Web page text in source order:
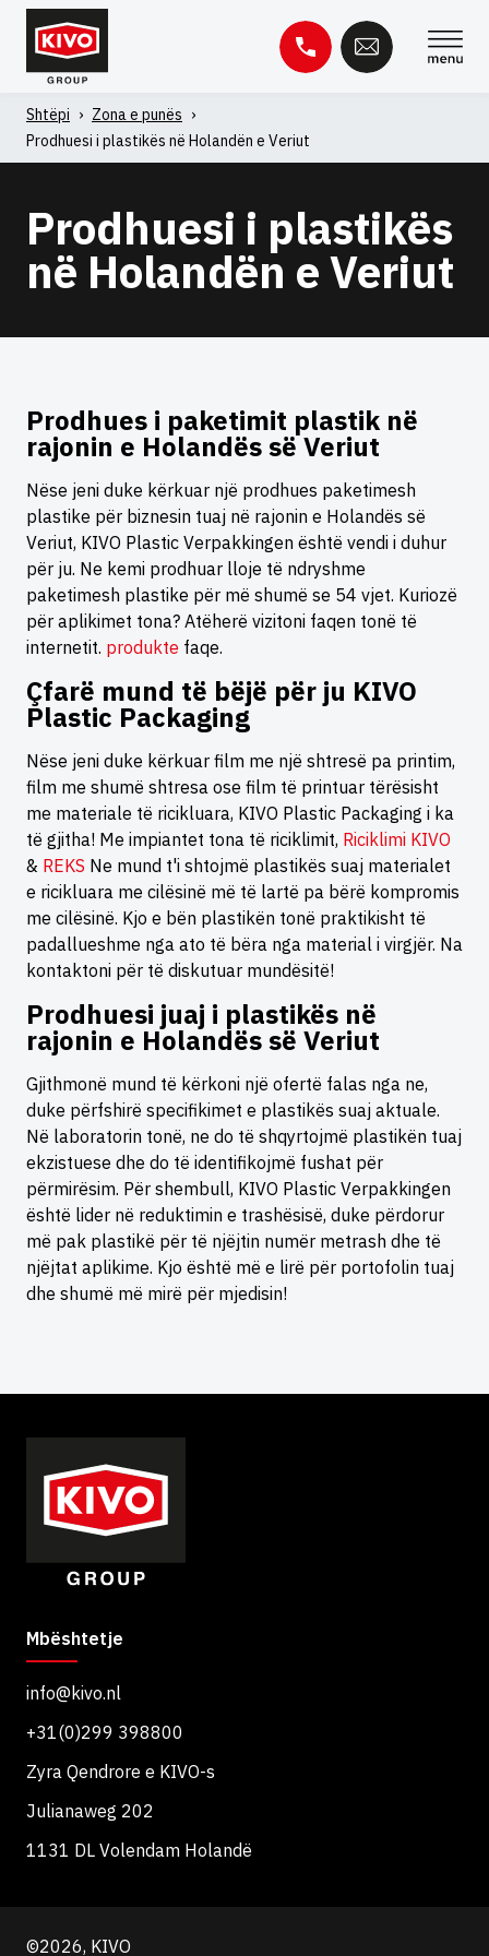
Kapërce
përmbajtja
Kërko
për:
Shtëpi › Zona e punës ›
Prodhuesi i plastikës në Holandën e Veriut
Prodhuesi i plastikës
në Holandën e Veriut
Prodhues i paketimit plastik në
rajonin e Holandës së Veriut
Nëse jeni duke kërkuar një prodhues paketimesh
plastike për biznesin tuaj në rajonin e Holandës së
Veriut, KIVO Plastic Verpakkingen është vendi i duhur
për ju. Ne kemi prodhuar lloje të ndryshme
paketimesh plastike për më shumë se 54 vjet. Kuriozë
për aplikimet tona? Atëherë vizitoni faqen tonë të
internetit. produkte faqe.
Çfarë mund të bëjë për ju KIVO
Plastic Packaging
Nëse jeni duke kërkuar film me një shtresë pa printim,
film me shumë shtresa ose film të printuar tërësisht
me materiale të ricikluara, KIVO Plastic Packaging i ka
të gjitha! Me impiantet tona të riciklimit, Riciklimi KIVO
& REKS Ne mund t'i shtojmë plastikës suaj materialet
e ricikluara me cilësinë më të lartë pa bërë kompromis
me cilësinë. Kjo e bën plastikën tonë praktikisht të
padallueshme nga ato të bëra nga material i virgjër. Na
kontaktoni për të diskutuar mundësitë!
Prodhuesi juaj i plastikës në
rajonin e Holandës së Veriut
Gjithmonë mund të kërkoni një ofertë falas nga ne,
duke përfshirë specifikimet e plastikës suaj aktuale.
Në laboratorin tonë, ne do të shqyrtojmë plastikën tuaj
ekzistuese dhe do të identifikojmë fushat për
përmirësim. Për shembull, KIVO Plastic Verpakkingen
është lider në reduktimin e trashësisë, duke përdorur
më pak plastikë për të njëjtin numër metrash dhe të
njëjtat aplikime. Kjo është më e lirë për portofolin tuaj
dhe shumë më mirë për mjedisin!
Mbështetje
info@kivo.nl
+31(0)299 398800
Zyra Qendrore e KIVO-s
Julianaweg 202
1131 DL Volendam Holandë
©2026, KIVO